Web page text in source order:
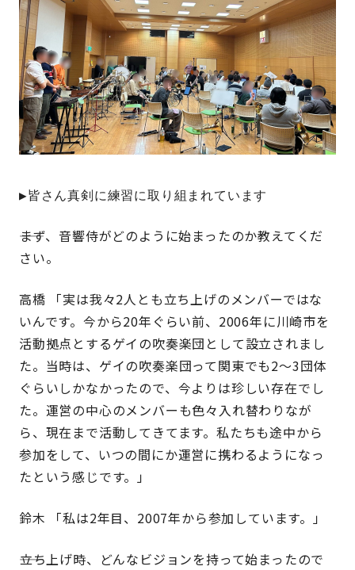
▶皆さん真剣に練習に取り組まれています
――まず、音響侍がどのように始まったのか教えてくだ
さい。
高橋 「実は我々2人とも立ち上げのメンバーではな
いんです。今から20年ぐらい前、2006年に川崎市を
活動拠点とするゲイの吹奏楽団として設立されまし
た。当時は、ゲイの吹奏楽団って関東でも2～3団体
ぐらいしかなかったので、今よりは珍しい存在でし
た。運営の中心のメンバーも色々入れ替わりなが
ら、現在まで活動してきてます。私たちも途中から
参加をして、いつの間にか運営に携わるようになっ
たという感じです。」
鈴木 「私は2年目、2007年から参加しています。」
――立ち上げ時、どんなビジョンを持って始まったので